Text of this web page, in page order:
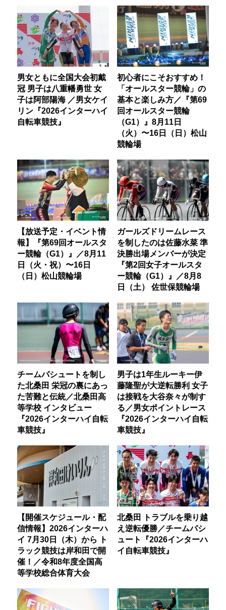
男女ともに全国大会初戴
冠 男子は八重幡勇世 女
子は阿部陽海 ／男女ケイ
リン『2026インターハイ
自転車競技』
初心者にこそおすすめ！
「オールスター競輪」の
基本と楽しみ方／『第69
回オールスター競輪
（G1）』8月11日
（火）〜16日（日）松山
競輪場
【放送予定・イベント情
報】『第69回オールスタ
ー競輪（G1）』／8月11
日（火・祝）〜16日
（日）松山競輪場
ガールズドリームレース
を制したのは佐藤水菜 準
決勝出場メンバーが決定
『第2回女子オールスタ
ー競輪（G1）』／8月8
日（土） 佐世保競輪場
チームパシュートを制し
た北桑田 栄冠の裏にあっ
た苦難と伝統／北桑田高
等学校 インタビュー
『2026インターハイ自転
車競技』
男子は1年生ルーキー伊
藤隆聖が大逆転勝利 女子
は接戦を大谷奈々が制す
る／男女ポイントレース
『2026インターハイ自転
車競技』
【開催スケジュール・配
信情報】2026インターハ
イ 7月30日（木）から ト
ラック競技は岸和田で開
催！／令和8年度全国高
等学校総合体育大会
北桑田 トラブルを乗り越
え逆転優勝／チームパシ
ュート『2026インターハ
イ自転車競技』